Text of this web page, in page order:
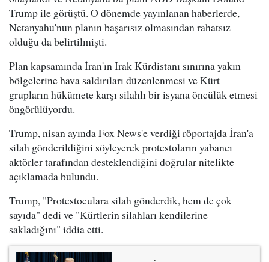
Trump ile görüştü. O dönemde yayınlanan haberlerde,
Netanyahu'nun planın başarısız olmasından rahatsız
olduğu da belirtilmişti.
Plan kapsamında İran'ın Irak Kürdistanı sınırına yakın
bölgelerine hava saldırıları düzenlenmesi ve Kürt
grupların hükümete karşı silahlı bir isyana öncülük etmesi
öngörülüyordu.
Trump, nisan ayında Fox News'e verdiği röportajda İran'a
silah gönderildiğini söyleyerek protestoların yabancı
aktörler tarafından desteklendiğini doğrular nitelikte
açıklamada bulundu.
Trump, "Protestoculara silah gönderdik, hem de çok
sayıda" dedi ve "Kürtlerin silahları kendilerine
sakladığını" iddia etti.